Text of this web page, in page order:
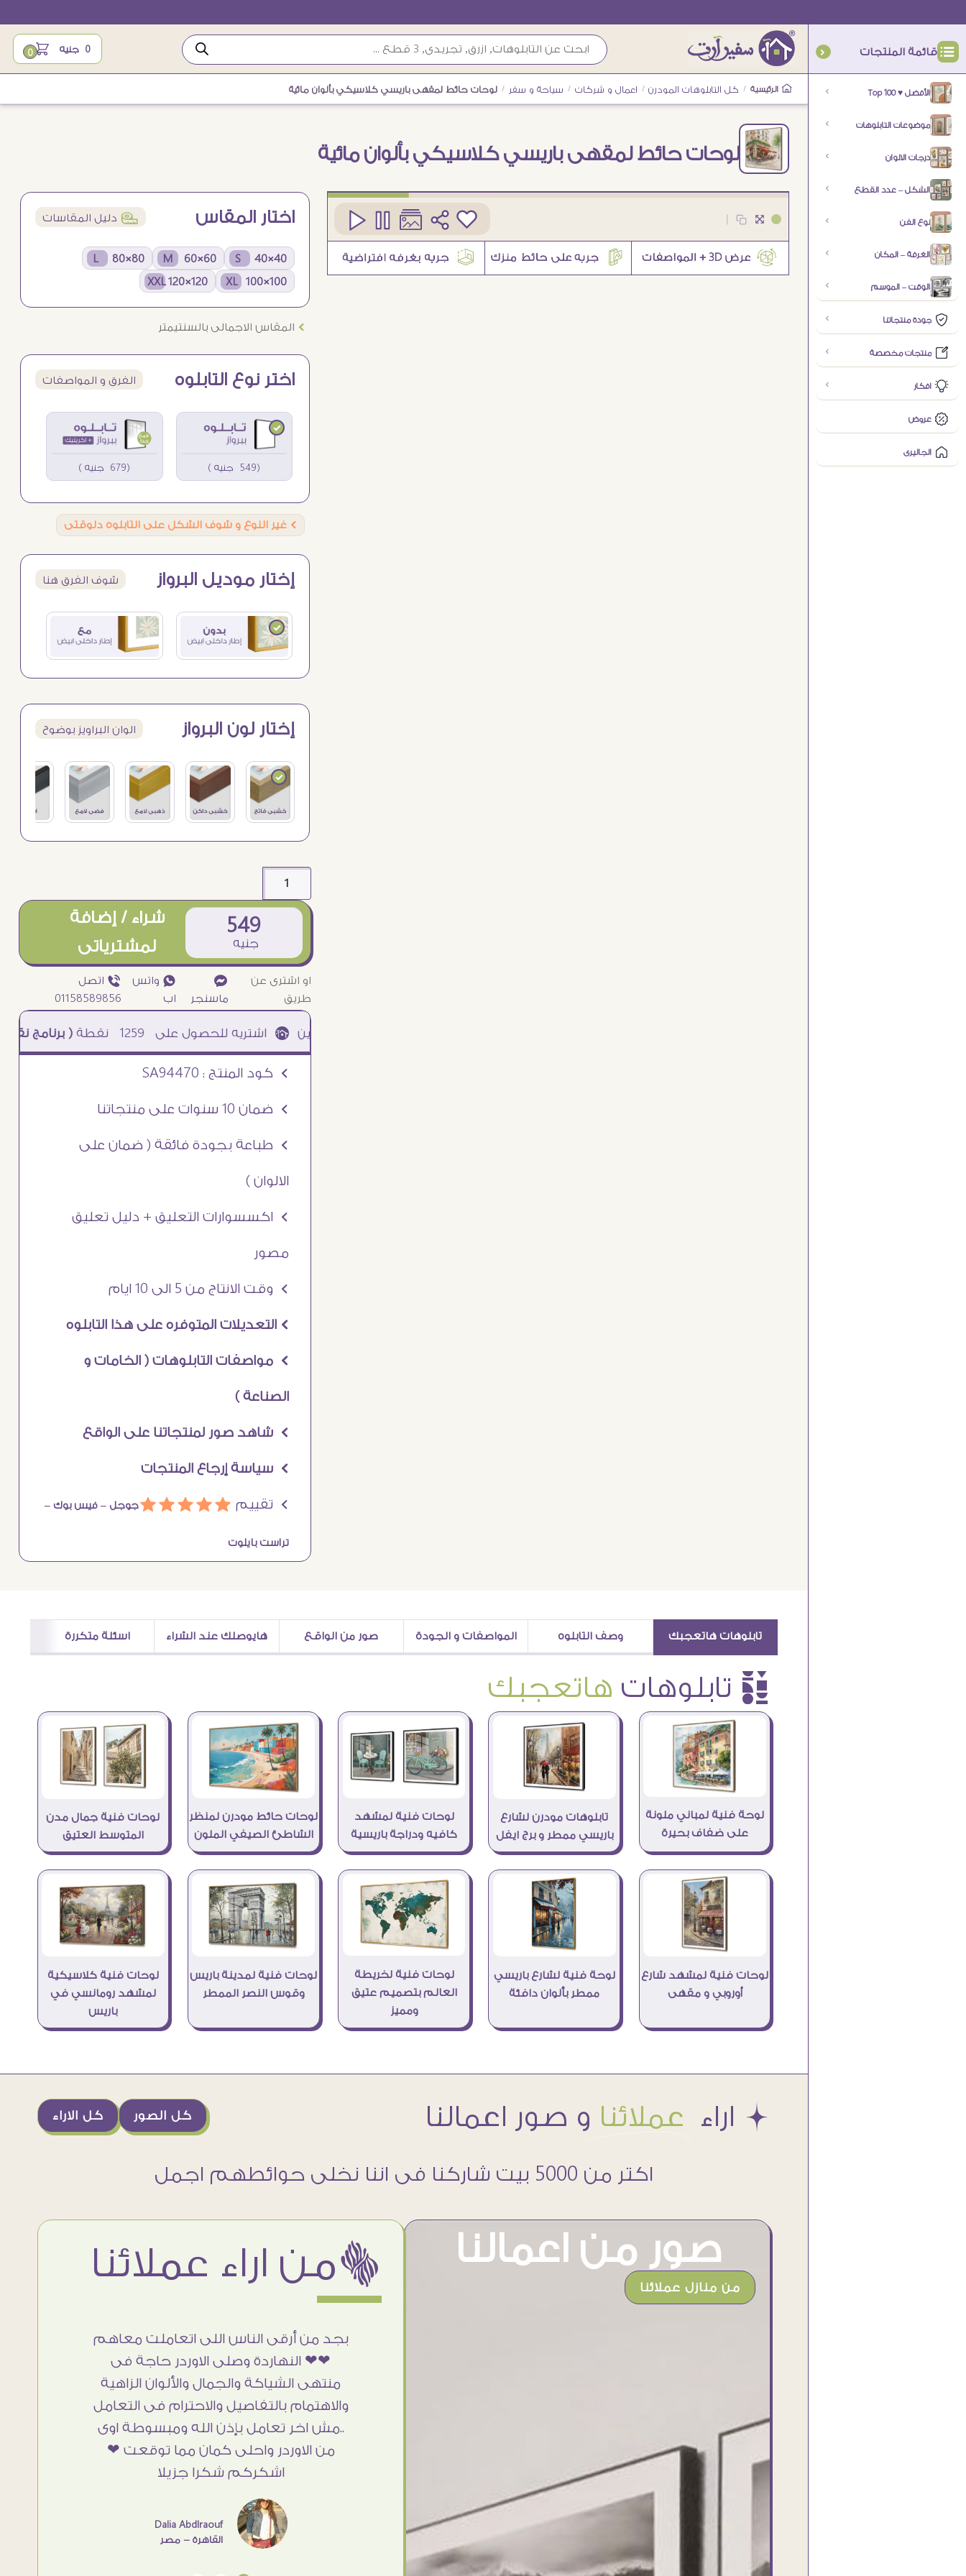
قائمة المنتجات
الأفضل ♥ Top 100
موضوعات التابلوهات
درجات الالوان
الشكل – عدد القطع
نوع الفن
الغرفة – المكان
الوقت – الموسم
جودة منتجاتنا
منتجات مخصصة
افكار
عروض
الجاليرى
0 جنيه 0
الرئيسية / كل التابلوهات المودرن / اعمال و شركات / سياحة و سفر / لوحات حائط لمقهى باريسي كلاسيكي بألوان مائية
لوحات حائط لمقهى باريسي كلاسيكي بألوان مائية
1 اختار المقاس í دليل المقاسات
40×40 S
60×60 M
80×80 L
100×100 XL
120×120 XXL
Ö المقاس الاجمالى بالسنتيمتر
اختر نوع التابلوه الفرق و المواصفات
(549 جنيه ) (679 جنيه )
Ö غير النوع و شوف الشكل على التابلوه دلوقتى
إختار موديل البرواز شوف الفرق هنا
إختار لون البرواز الوان البراويز بوضوح
549
جنيه
شراء / إضافة
لمشترياتى
او اشترى عن
طريق
¥
ماسنجر
₧ واتس
اب
ƒ اتصل
01158589856
1259 نقطة( برنامج نقاطى )à خصم 5% للعملاء الجدد à شحن مجانى عند الشراء ب 4000 جنيه à
Ö كود المنتج : SA94470
Ö ضمان 10 سنوات على منتجاتنا
Ö طباعة بجودة فائقة ( ضمان على
الالوان )
Ö اكسسوارات التعليق + دليل تعليق
مصور
Ö وقت الانتاج من 5 الى 10 ايام
Ö التعديلات المتوفره على هذا التابلوه
Ö مواصفات التابلوهات ( الخامات و
الصناعة )
Ö شاهد صور لمنتجاتنا على الواقع
Ö سياسة إرجاع المنتجات
Ö تقييم áááááجوجل – فيس بوك –
تراست بايلوت
تابلوهات هاتعجبك وصف التابلوه المواصفات و الجودة صور من الواقع هايوصلك عند الشراء اسئلة متكررة
è تابلوهات هاتعجبك
لوحة فنية لمباني ملونة
على ضفاف بحيرة
تابلوهات مودرن لشارع
باريسي ممطر و برج ايفل
لوحات فنية لمشهد
كافيه ودراجة باريسية
لوحات حائط مودرن لمنظر
الشاطئ الصيفي الملون
لوحات فنية جمال مدن
المتوسط العتيق
لوحات فنية لمشهد شارع
أوروبي و مقهى
لوحة فنية لشارع باريسي
ممطر بألوان دافئة
لوحات فنية لخريطة
العالم بتصميم عتيق
ومميز
لوحات فنية لمدينة باريس
وقوس النصر الممطر
لوحات فنية كلاسيكية
لمشهد رومانسي في
باريس
Æ اراء عملائنا و صور اعمالنا كل الاراء كل الصور
اكتر من 5000 بيت شاركنا فى اننا نخلى حوائطهم اجمل
صور من اعمالنا
من منازل عملائنا
ëمن اراء عملائنا
وإرضاء العميل والخامات والتقفيل وسرعة
التوصيل. بصراحه وبمنتهي الأمانه مكسب
Doaa Elsayd
القاهرة - مصر
بجد من أرقى الناس اللى اتعاملت معاهم
❤❤ النهاردة وصلى الاوردر حاجة فى
منتهى الشياكة والجمال والألوان الزاهية
والاهتمام بالتفاصيل والاحترام فى التعامل
..مش اخر تعامل بإذن الله ومبسوطة اوى
من الاوردر واحلى كمان مما توقعت ❤
اشكركم شكرا جزيلا
Dalia Abdlraouf
القاهرة - مصر